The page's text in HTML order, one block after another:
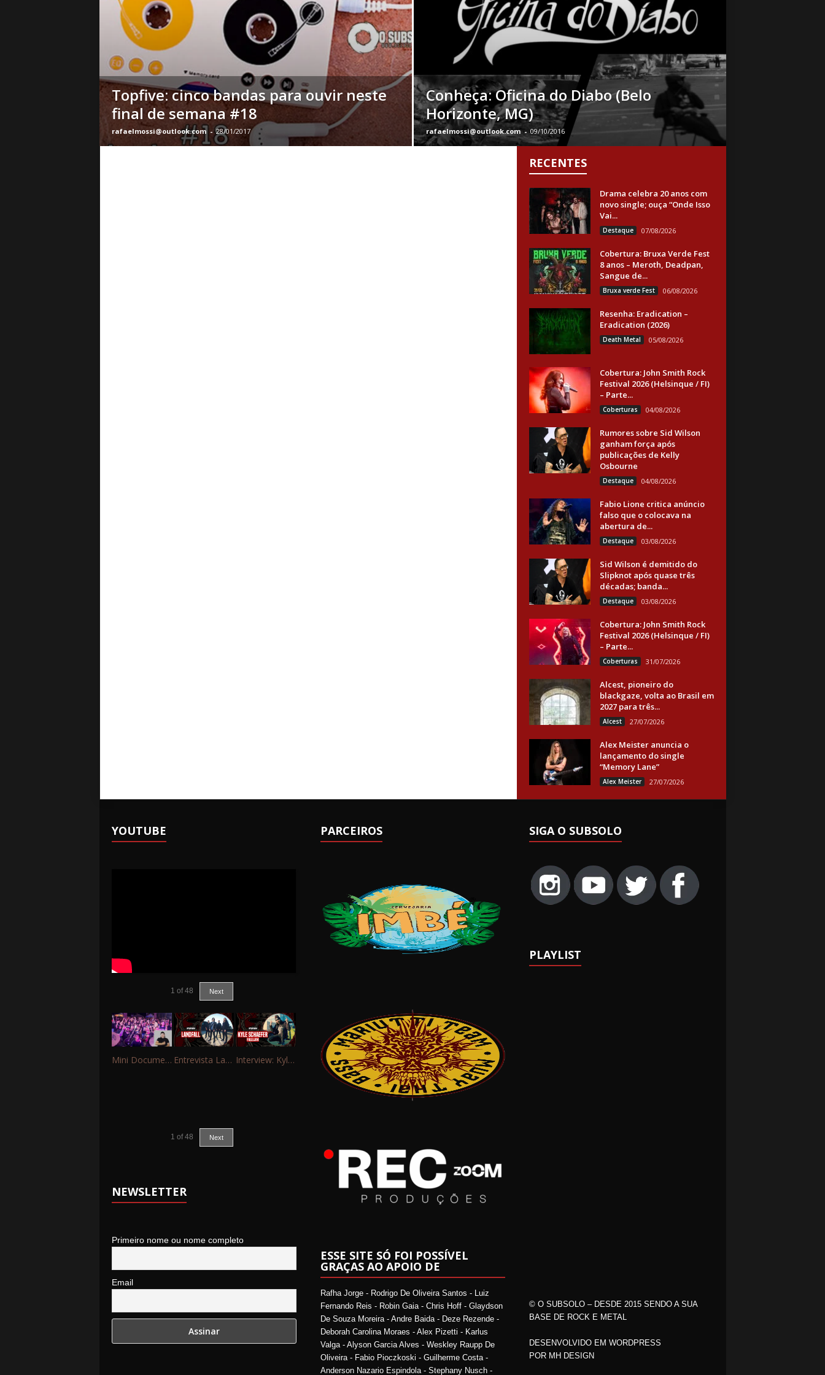
B
a
Topfive: cinco bandas para ouvir neste
final de semana #18
rafaelmossi@outlook.com - 28/01/2017
Conheça: Oficina do Diabo (Belo
Horizonte, MG)
rafaelmossi@outlook.com - 09/10/2016
RECENTES
Drama celebra 20 anos com
novo single; ouça “Onde Isso
Vai...
Destaque 07/08/2026
Cobertura: Bruxa Verde Fest
8 anos – Meroth, Deadpan,
Sangue de...
Bruxa verde Fest 06/08/2026
Resenha: Eradication –
Eradication (2026)
Death Metal 05/08/2026
Cobertura: John Smith Rock
Festival 2026 (Helsinque / FI)
– Parte...
Coberturas 04/08/2026
Rumores sobre Sid Wilson
ganham força após
publicações de Kelly
Osbourne
Destaque 04/08/2026
Fabio Lione critica anúncio
falso que o colocava na
abertura de...
Destaque 03/08/2026
Sid Wilson é demitido do
Slipknot após quase três
décadas; banda...
Destaque 03/08/2026
Cobertura: John Smith Rock
Festival 2026 (Helsinque / FI)
– Parte...
Coberturas 31/07/2026
Alcest, pioneiro do
blackgaze, volta ao Brasil em
2027 para três...
Alcest 27/07/2026
Alex Meister anuncia o
lançamento do single
“Memory Lane”
Alex Meister 27/07/2026
YOUTUBE
1 of 48 Next
Mini Documentário – 10 Anos de Portinho Rock Entrevista Landfall Interview: Kyle Schaefer (Fallujah)
1 of 48 Next
NEWSLETTER
Primeiro nome ou nome completo
Email
PARCEIROS
ESSE SITE SÓ FOI POSSÍVEL
GRAÇAS AO APOIO DE
Rafha Jorge - Rodrigo De Oliveira Santos - Luiz
Fernando Reis - Robin Gaia - Chris Hoff - Glaydson
De Souza Moreira - Andre Baida - Deze Rezende -
Deborah Carolina Moraes - Alex Pizetti - Karlus
Valga - Alyson Garcia Alves - Weskley Raupp De
Oliveira - Fabio Pioczkoski - Guilherme Costa -
Anderson Nazario Espindola - Stephany Nusch -
SIGA O SUBSOLO
PLAYLIST
© O SUBSOLO – DESDE 2015 SENDO A SUA
BASE DE ROCK E METAL
DESENVOLVIDO EM WORDPRESS
POR MH DESIGN